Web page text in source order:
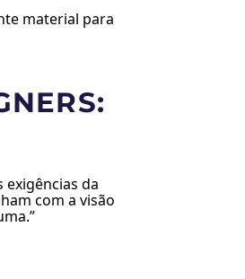
material para
da
com a visão